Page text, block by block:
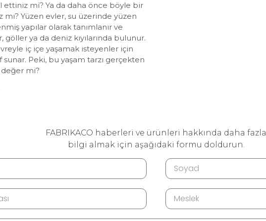
ettiniz mi? Ya da daha önce böyle bir
mı? Yüzen evler, su üzerinde yüzen
yapılar olarak tanımlanır ve
ya da deniz kıyılarında bulunur.
iç içe yaşamak isteyenler için
Peki, bu yaşam tarzı gerçekten
değer mi?
FABRIKACO haberleri ve ürünleri hakkında daha fazla
bilgi almak için aşağıdaki formu doldurun.